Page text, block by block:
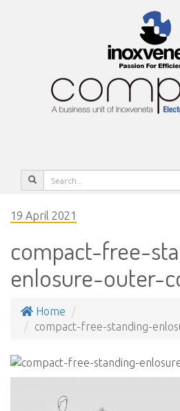
19 April 2021
compact-free-
enlosure-outer-
Home
compact-free-standing-